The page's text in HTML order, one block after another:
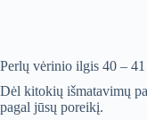
Perlų vėrinio ilgis 40 –
Dėl kitokių išmatavimų
pagal jūsų poreikį.